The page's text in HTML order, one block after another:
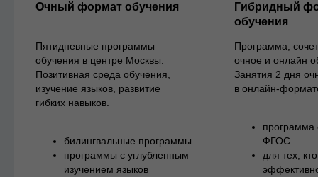
Очный формат обучения
Пятидневные программы
обучения в центре Москвы.
Позитивная среда обучения,
изучение языков, развитие
гибких навыков.
билингвальные программы
программы с углубленным
изучением языков
Гибридный
обучения
Программа,
очное и онлайн
Занятия 2 дня
в онлайн-
программа
ФГОС
для тех,